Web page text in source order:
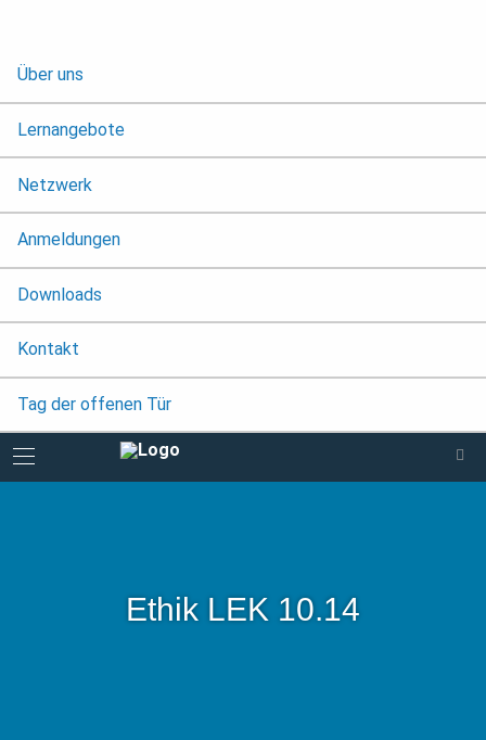
Über uns
Lernangebote
Netzwerk
Anmeldungen
Downloads
Kontakt
Tag der offenen Tür
Ethik LEK 10.14